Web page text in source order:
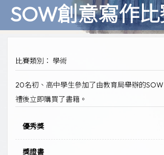
SOW創意寫作
比賽類別： 學術
20名初、高中學生參加了由教育局舉辦的
禮後立即購買了書籍。
優秀獎
獎證書